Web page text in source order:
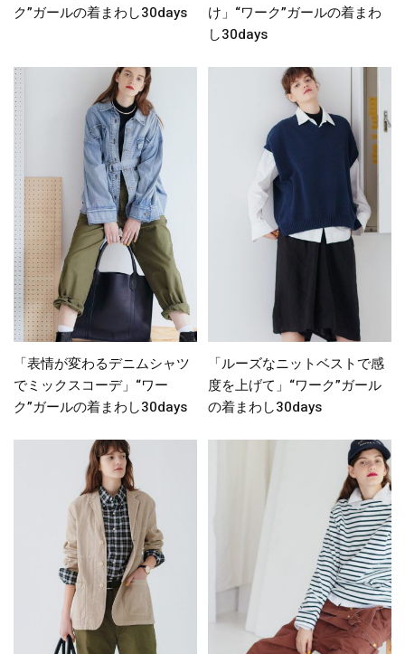
ク”ガールの着まわし30days
け」“ワーク”ガールの着まわ
し30days
「表情が変わるデニムシャツ
でミックスコーデ」“ワー
ク”ガールの着まわし30days
「ルーズなニットベストで感
度を上げて」“ワーク”ガール
の着まわし30days